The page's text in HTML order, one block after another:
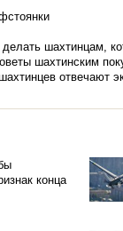
шахтинцам,
шахтинским
отвечают
конца